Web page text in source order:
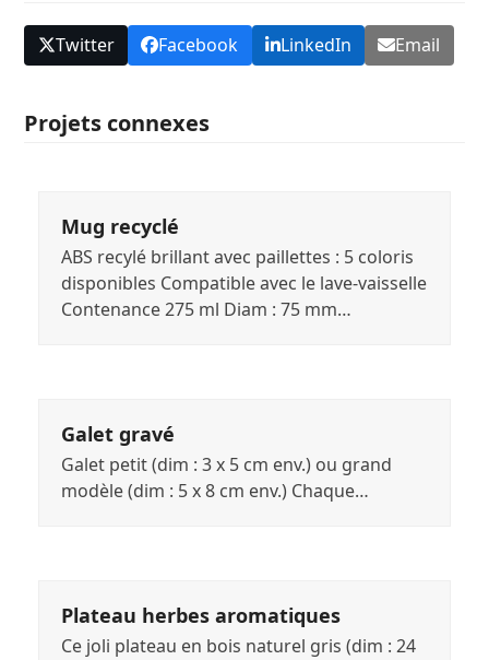
Twitter Facebook LinkedIn Email
Projets connexes
Mug recyclé
ABS recylé brillant avec paillettes : 5 coloris
disponibles Compatible avec le lave-vaisselle
Contenance 275 ml Diam : 75 mm…
Galet gravé
Galet petit (dim : 3 x 5 cm env.) ou grand
modèle (dim : 5 x 8 cm env.) Chaque…
Plateau herbes aromatiques
Ce joli plateau en bois naturel gris (dim : 24